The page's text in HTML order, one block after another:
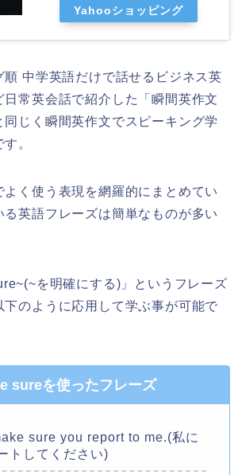
Yahooショッピング
順 中学英語だけで話せるビジネス英
常英会話で紹介した「瞬間英作文
同じく瞬間英作文でスピーキング学
。
よく使う表現を網羅的にまとめてい
る英語フレーズは簡単なものが多い
を明確にする)」というフレーズ
下のように応用して学ぶ事が可能で
sureを使ったフレーズ
sure you report to me.(私に
トしてください)